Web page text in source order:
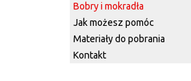
Bobry i mokradła
Jak możesz pomóc
Materiały do pobrania
Kontakt